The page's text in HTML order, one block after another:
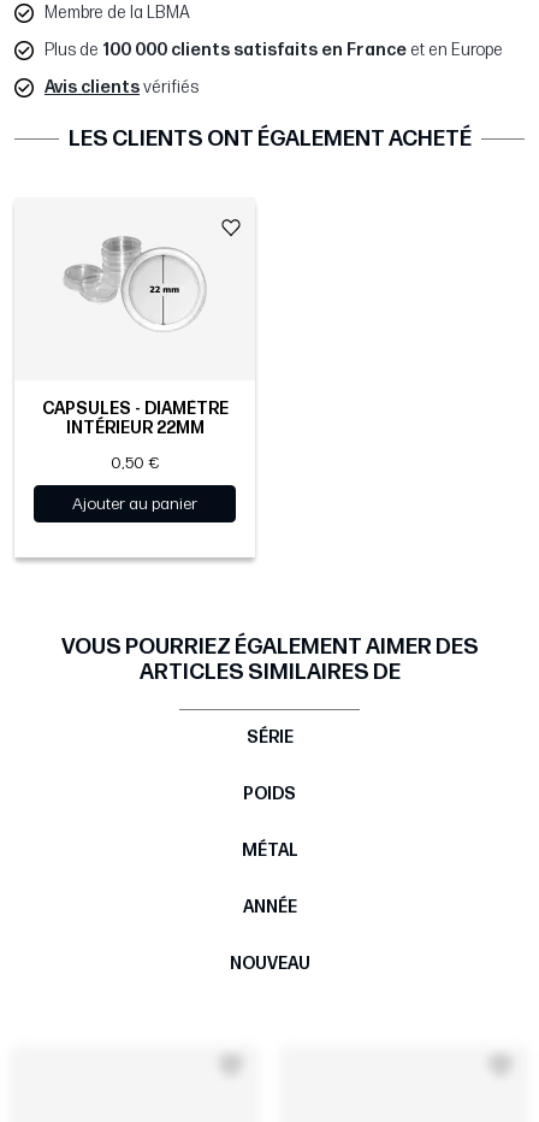
Membre de la LBMA
Plus de 100 000 clients satisfaits en France et en Europe
Avis clientsvérifiés
LES CLIENTS ONT ÉGALEMENT ACHETÉ
CAPSULES - DIAMÈTRE
INTÉRIEUR 22MM
0,50 €
Ajouter au panier
VOUS POURRIEZ ÉGALEMENT AIMER DES
ARTICLES SIMILAIRES DE
SÉRIE
POIDS
MÉTAL
ANNÉE
NOUVEAU